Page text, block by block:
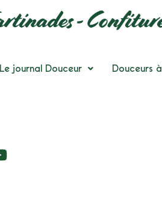
Le journal Douceur Douceurs